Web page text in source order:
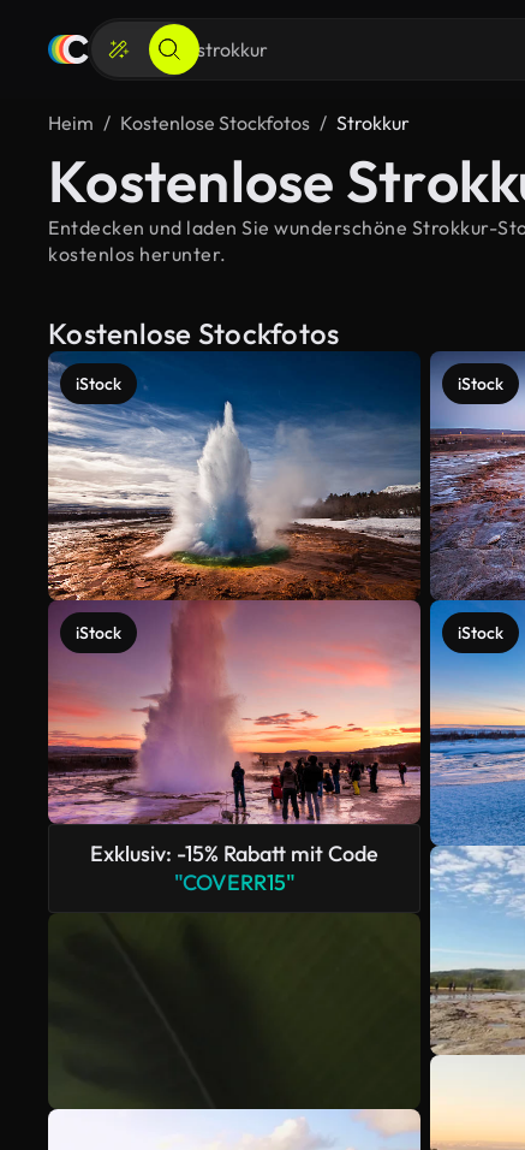
Heim Kostenlose Stockfotos Strokkur
Kostenlose
Entdecken und laden Sie wunderschöne Strokkur-
kostenlos herunter.
Kostenlose Stockfotos
iStock
iStock
Exklusiv: -15% Rabatt mit Code
"COVERR15"
iStock
iStock